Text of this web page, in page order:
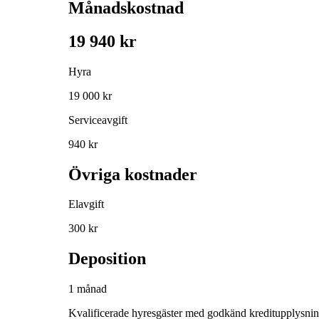
Månadskostnad
19 940 kr
Hyra
19 000 kr
Serviceavgift
940 kr
Övriga kostnader
Elavgift
300 kr
Deposition
1 månad
Kvalificerade hyresgäster med godkänd